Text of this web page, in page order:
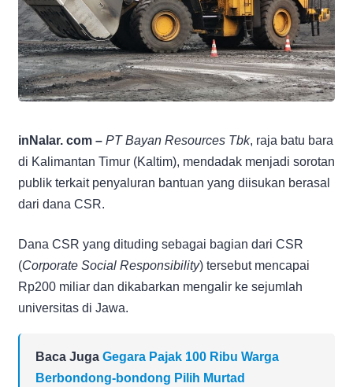
inNalar. com – PT Bayan Resources Tbk, raja batu bara
di Kalimantan Timur (Kaltim), mendadak menjadi sorotan
publik terkait penyaluran bantuan yang diisukan berasal
dari dana CSR.
Dana CSR yang dituding sebagai bagian dari CSR
(Corporate Social Responsibility) tersebut mencapai
Rp200 miliar dan dikabarkan mengalir ke sejumlah
universitas di Jawa.
Baca Juga Gegara Pajak 100 Ribu Warga
Berbondong-bondong Pilih Murtad